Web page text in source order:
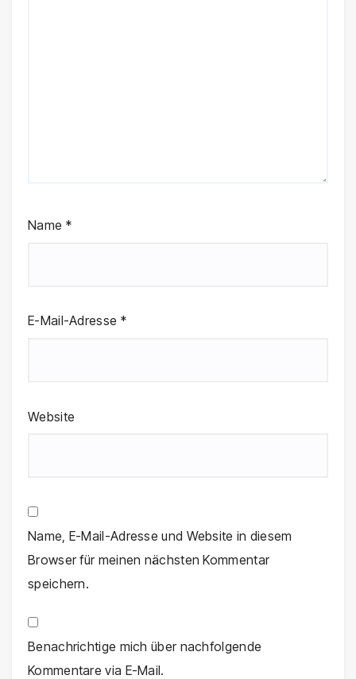
Name *
E-Mail-Adresse *
Website
Name, E-Mail-Adresse und Website in diesem
Browser für meinen nächsten Kommentar
speichern.
Benachrichtige mich über nachfolgende
Kommentare via E-Mail.